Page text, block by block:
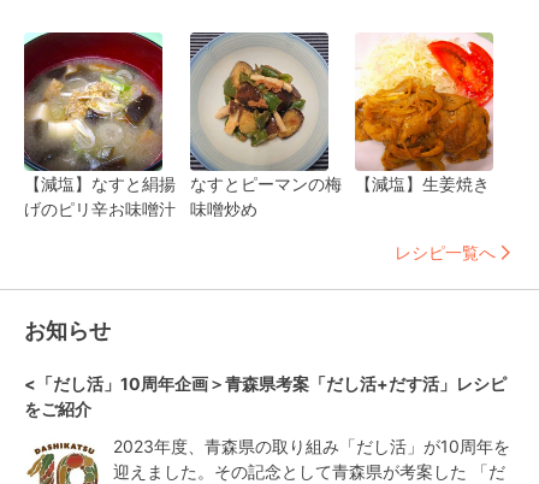
【減塩】なすと絹揚
げのピリ辛お味噌汁
なすとピーマンの梅
味噌炒め
【減塩】生姜焼き
レシピ一覧へ
お知らせ
<「だし活」10周年企画＞青森県考案「だし活+だす活」レシピ
をご紹介
2023年度、青森県の取り組み「だし活」が10周年を
迎えました。その記念として青森県が考案した 「だ